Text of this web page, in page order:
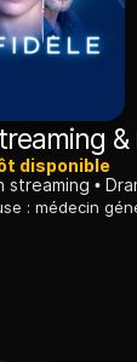
&
disponible
streaming